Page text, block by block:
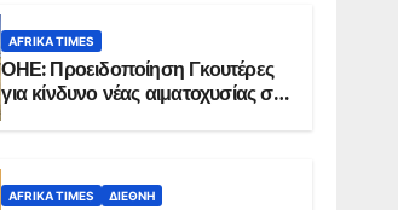
AFRIKA TIMES
ΟΗΕ: Προειδοποίηση Γκουτέρες
για κίνδυνο νέας αιματοχυσίας στο
AFRIKA TIMES ΔΙΕΘΝΉ